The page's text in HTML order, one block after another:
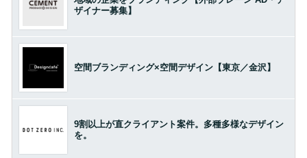
ザイナー募集】
空間ブランディング×空間デザイン【東京／金沢】
9割以上が直クライアント案件。多種多様なデザイン
を。